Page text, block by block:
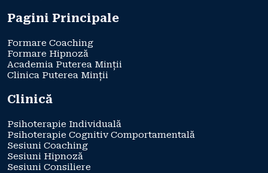
Pagini Principale
Formare Coaching
Formare Hipnoză
Academia Puterea Minții
Clinica Puterea Minții
Clinică
Psihoterapie Individuală
Psihoterapie Cognitiv Comportamentală
Sesiuni Coaching
Sesiuni Hipnoză
Sesiuni Consiliere